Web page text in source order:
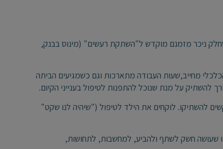
ניכר מזמנם מוקדש ל"השתקת רעשים" (מינוס בבנק,
מחייב,שעות העבודה מתארכות וגם כשמגיעים הביתה
על מנת שנוכל להתפנות לטיפול בענייני הקיום.
להשתיקו. לוקחים את הילד לטיפול ("שיהיה לנו שקט"
שעושה חשק לשתף ולהביע, למחשבות, לתחושות,